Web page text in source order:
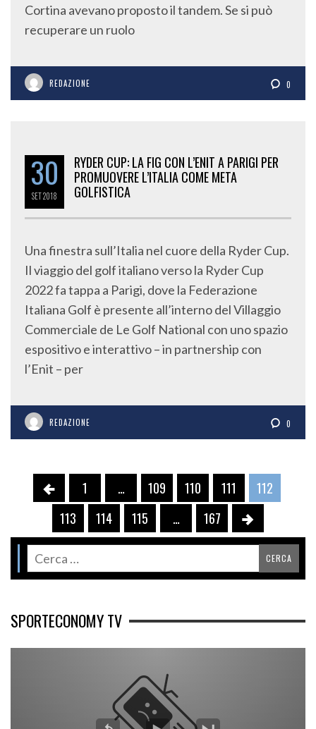
Cortina avevano proposto il tandem. Se si può
recuperare un ruolo
REDAZIONE 0
30
SET2018
RYDER CUP: LA FIG CON L’ENIT A PARIGI PER
PROMUOVERE L’ITALIA COME META
GOLFISTICA
Una finestra sull’Italia nel cuore della Ryder Cup.
Il viaggio del golf italiano verso la Ryder Cup
2022 fa tappa a Parigi, dove la Federazione
Italiana Golf è presente all’interno del Villaggio
Commerciale de Le Golf National con uno spazio
espositivo e interattivo – in partnership con
l’Enit – per
REDAZIONE 0
1 … 109 110 111
112
113
114 115 … 167
SPORTECONOMY TV